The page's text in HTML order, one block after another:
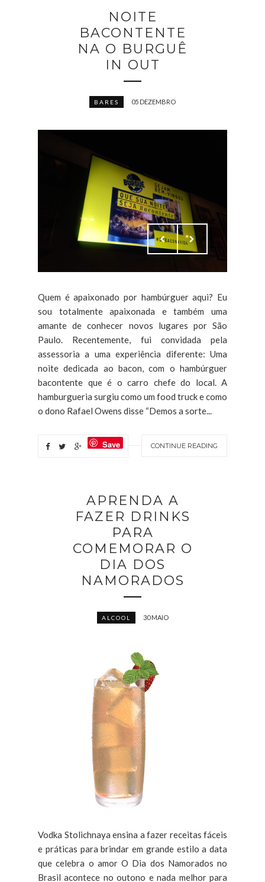
NOITE
BACONTENTE
NA O BURGUÊ
IN OUT
BARES 05 DEZEMBRO
Quem é apaixonado por hambúrguer aqui? Eu
sou totalmente apaixonada e também uma
amante de conhecer novos lugares por São
Paulo. Recentemente, fui convidada pela
assessoria a uma experiência diferente: Uma
noite dedicada ao bacon, com o hambúrguer
bacontente que é o carro chefe do local. A
hamburgueria surgiu como um food truck e como
o dono Rafael Owens disse “Demos a sorte...
CONTINUE READING
Save
APRENDA A
FAZER DRINKS
PARA
COMEMORAR O
DIA DOS
NAMORADOS
ALCOOL 30 MAIO
Vodka Stolichnaya ensina a fazer receitas fáceis
e práticas para brindar em grande estilo a data
que celebra o amor O Dia dos Namorados no
Brasil acontece no outono e nada melhor para